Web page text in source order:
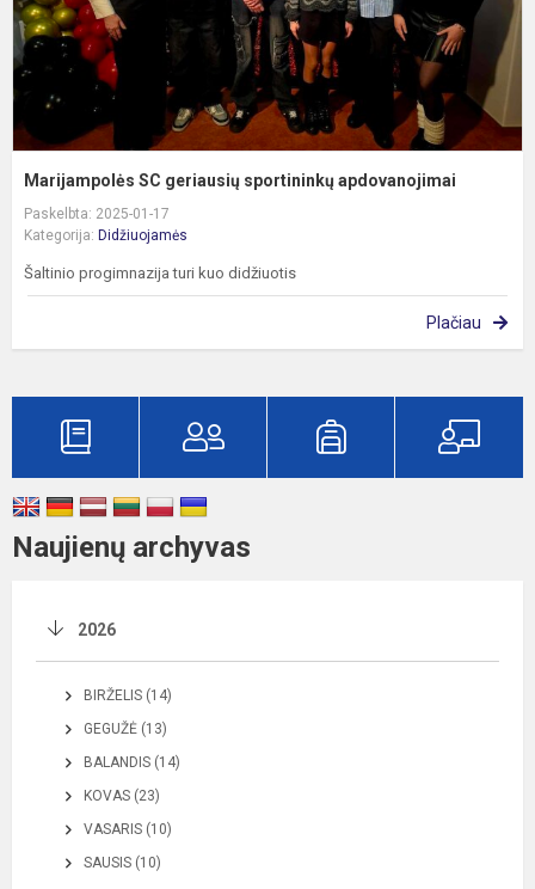
Marijampolės SC geriausių sportininkų apdovanojimai
Paskelbta: 2025-01-17
Kategorija: Didžiuojamės
Šaltinio progimnazija turi kuo didžiuotis
Plačiau
Naujienų archyvas
2026
BIRŽELIS (14)
GEGUŽĖ (13)
BALANDIS (14)
KOVAS (23)
VASARIS (10)
SAUSIS (10)